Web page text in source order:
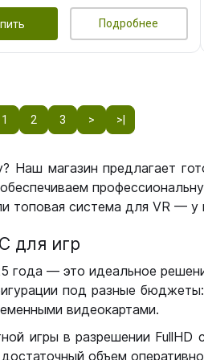
Подробнее
1 2 3 > >|
Наш магазин предлагает
топовая система для VR —
для игр
года — это идеальное
под разные
видеокартами.
игры в разрешении FullHD
объем